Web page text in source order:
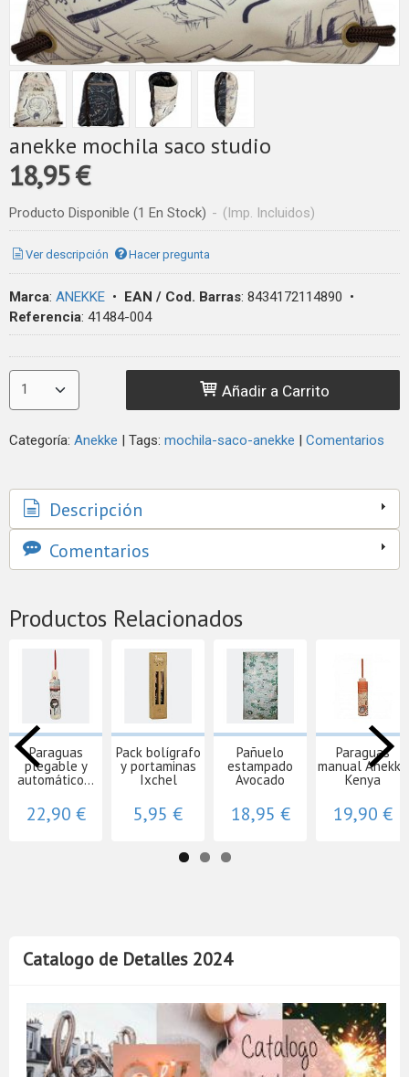
Catalogo de Detalles 2024
anekke mochila saco studio
18,95 €
Producto Disponible (1 En Stock) - (Imp. Incluidos)
Ver descripción Hacer pregunta
Marca: ANEKKE • EAN / Cod. Barras: 8434172114890 •
Referencia: 41484-004
Añadir a Carrito
Categoría: Anekke | Tags: mochila-saco-anekke | Comentarios
Descripción
Comentarios
Productos Relacionados
Paraguas
plegable y
automático...
22,90 €
Pack bolígrafo
y portaminas
Ixchel
5,95 €
Pañuelo
estampado
Avocado
18,95 €
Paraguas
manual Anekke
Kenya
19,90 €